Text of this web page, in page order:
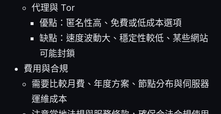
代理與 Tor
優點：匿名性高、免費或低成本選項
缺點：速度波動大、穩定性較低、某些網站
可能封鎖
費用與合規
需要比較月費、年度方案、節點分布與伺服器
運維成本